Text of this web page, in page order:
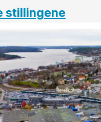
stillingene